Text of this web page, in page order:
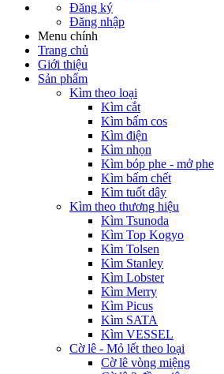
Đăng ký
Đăng nhập
Menu chính
Trang chủ
Giới thiệu
Sản phẩm
Kìm theo loại
Kìm cắt
Kìm bấm cos
Kìm điện
Kìm nhọn
Kìm bóp phe - mở phe
Kìm bấm chết
Kìm tuốt dây
Kìm theo thương hiệu
Kìm Tsunoda
Kìm Top Kogyo
Kìm Tolsen
Kìm Stanley
Kìm Lobster
Kìm Merry
Kìm Picus
Kìm SATA
Kìm VESSEL
Cờ lê - Mỏ lết theo loại
Cờ lê vòng miệng